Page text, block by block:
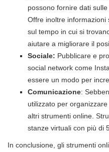
possono fornire dati
Offre inoltre informazioni
sul tempo in cui si
aiutare a migliorare il
Sociale: Pubblicare e
social network come
essere un modo per
Comunicazione:
utilizzato per
altri strumenti online.
stanze virtuali con più di
In conclusione, gli strumenti